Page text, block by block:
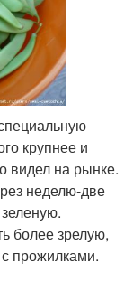
крупнее и
видел на рынке.
неделю-две
более зрелую,
прожилками.